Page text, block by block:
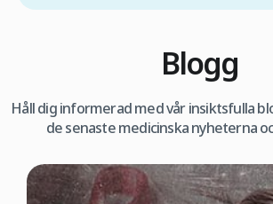
Blogg
Håll dig informerad med vår insiktsfulla
de senaste medicinska nyheterna